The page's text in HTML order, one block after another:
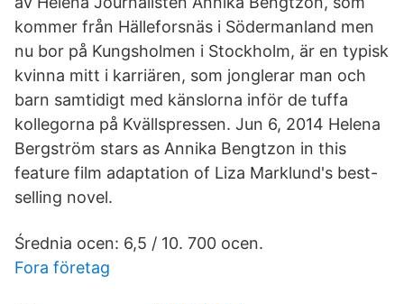
kommer från Hälleforsnäs i Södermanland men
nu bor på Kungsholmen i Stockholm, är en typisk
kvinna mitt i karriären, som jonglerar man och
barn samtidigt med känslorna inför de tuffa
kollegorna på Kvällspressen. Jun 6, 2014 Helena
Bergström stars as Annika Bengtzon in this
feature film adaptation of Liza Marklund's best-
selling novel.
Średnia ocen: 6,5 / 10. 700 ocen.
Fora företag